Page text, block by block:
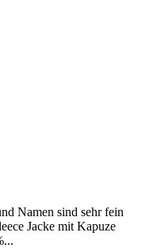
Namen sind sehr fein
Jacke mit Kapuze